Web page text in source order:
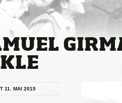
11. MAI 2015